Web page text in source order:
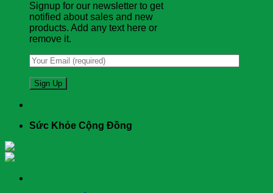
Signup for our newsletter to get
notified about sales and new
products. Add any text here or
remove it.
Sức Khỏe Cộng Đồng